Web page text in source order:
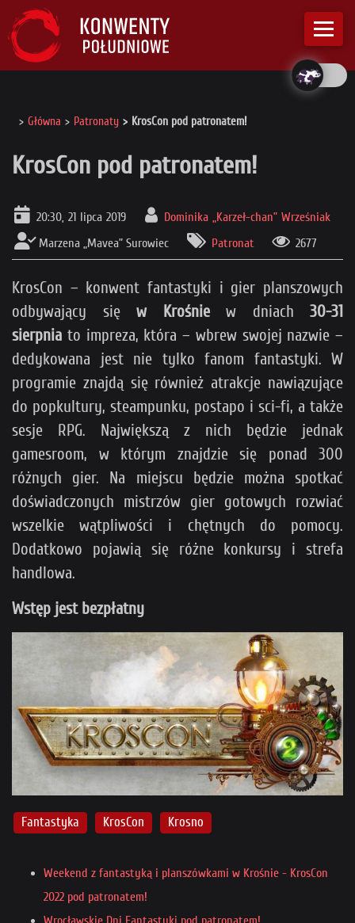
Główna Patronaty KrosCon pod patronatem!
KrosCon pod patronatem!
20:30, 21 lipca 2019
Dominika „Karzeł-chan” Wrześniak
Marzena „Mavea” Surowiec
Patronat 2677
KrosCon – konwent fantastyki i gier planszowych
odbywający się w Krośniew dniach 30-31
sierpnia to impreza, która – wbrew swojej nazwie –
dedykowana jest nie tylko fanom fantastyki. W
programie znajdą się również atrakcje nawiązujące
do popkultury, steampunku, postapo i sci-fi, a także
sesje RPG. Największą z nich będzie jednak
gamesroom, w którym znajdzie się ponad 300
różnych gier. Na miejscu będzie można spotkać
doświadczonych mistrzów gier gotowych rozwiać
wszelkie wątpliwości i chętnych do pomocy.
Dodatkowo pojawią się różne konkursy i strefa
handlowa.
Wstęp jest bezpłatny
Fantastyka KrosCon Krosno
Weekend z fantastyką i planszówkami w Krośnie - KrosCon
2022 pod patronatem!